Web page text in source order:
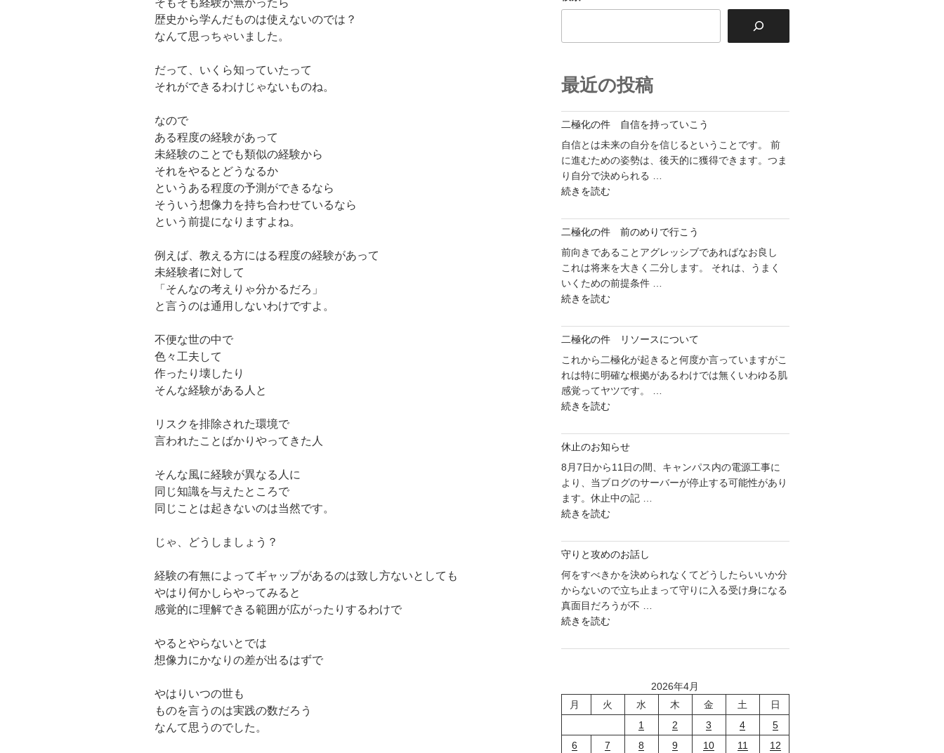
歴史から学んだものは使えないのでは？
なんて思っちゃいました。
だって、いくら知っていたって
それができるわけじゃないものね。
なので
ある程度の経験があって
未経験のことでも類似の経験から
それをやるとどうなるか
というある程度の予測ができるなら
そういう想像力を持ち合わせているなら
という前提になりますよね。
例えば、教える方にはる程度の経験があって
未経験者に対して
「そんなの考えりゃ分かるだろ」
と言うのは通用しないわけですよ。
不便な世の中で
色々工夫して
作ったり壊したり
そんな経験がある人と
リスクを排除された環境で
言われたことばかりやってきた人
そんな風に経験が異なる人に
同じ知識を与えたところで
同じことは起きないのは当然です。
じゃ、どうしましょう？
経験の有無によってギャップがあるのは致し方ないとしても
やはり何かしらやってみると
感覚的に理解できる範囲が広がったりするわけで
やるとやらないとでは
想像力にかなりの差が出るはずで
やはりいつの世も
ものを言うのは実践の数だろう
なんて思うのでした。
最近の投稿
二極化の件 自信を持っていこう
自信とは未来の自分を信じるということです。 前
に進むための姿勢は、後天的に獲得できます。つま
り自分で決められる …
"二
化
の
件
自
信
を
っ
て
い
こ
う"
の
続きを読む
二極化の件 前のめりで行こう
前向きであることアグレッシブであればなお良し
これは将来を大きく二分します。 それは、うまく
いくための前提条件 …
"二
化
の
件
前
の
め
で
行
こ
う"
の
続きを読む
二極化の件 リソースについて
これから二極化が起きると何度か言っていますがこ
れは特に明確な根拠があるわけでは無くいわゆる肌
感覚ってヤツです。 …
"二
化
の
件
リ
ソ
ー
に
つ
い
て"
の
続きを読む
休止のお知らせ
8月7日から11日の間、キャンパス内の電源工事に
より、当ブログのサーバーが停止する可能性があり
ます。休止中の記 …
"休
の
お
知
ら
せ"
の
続きを読む
守りと攻めのお話し
何をすべきかを決められなくてどうしたらいいか分
からないので立ち止まって守りに入る受け身になる
真面目だろうが不 …
"守
と
の
お
し"
続きを読む
2026年4月
月
火 水 木 金 土
日
1
2 3 4
5
6
7 8 9 10 11
12